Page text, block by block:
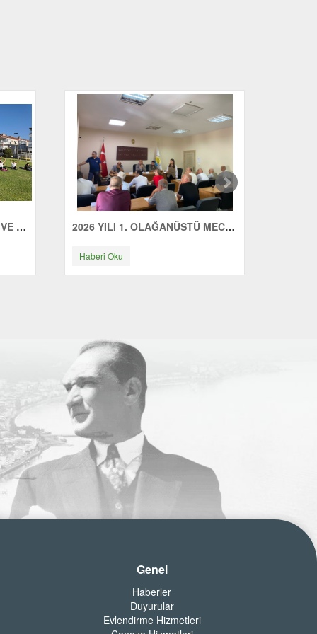
ÇINARCIK'TA GÜNE SAĞLIK VE ENERJİYLE BAŞLIYORUZ 2026 YILI 1. OLAĞANÜSTÜ MECLİS TOPLANTISI YAPILDI
Haberi Oku
Genel
Haberler
Duyurular
Evlendirme Hizmetleri